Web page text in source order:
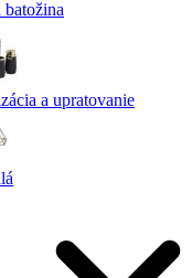
batožina
a upratovanie